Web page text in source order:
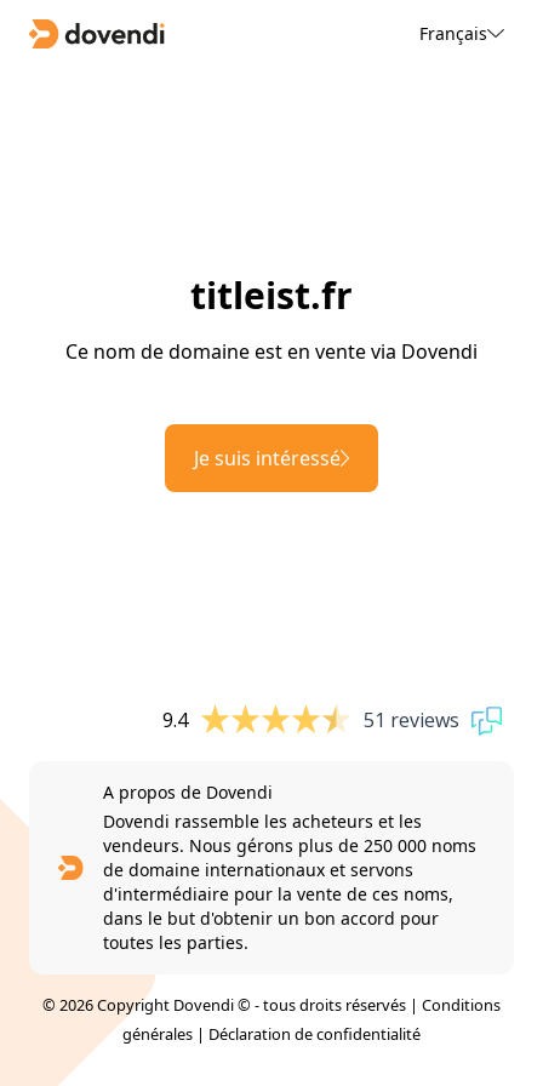
Français
titleist.fr
Ce nom de domaine est en vente via Dovendi
Je suis intéressé
9.4 51 reviews
A propos de Dovendi
Dovendi rassemble les acheteurs et les
vendeurs. Nous gérons plus de 250 000 noms
de domaine internationaux et servons
d'intermédiaire pour la vente de ces noms,
dans le but d'obtenir un bon accord pour
toutes les parties.
© 2026 Copyright Dovendi © - tous droits réservés | Conditions
générales | Déclaration de confidentialité